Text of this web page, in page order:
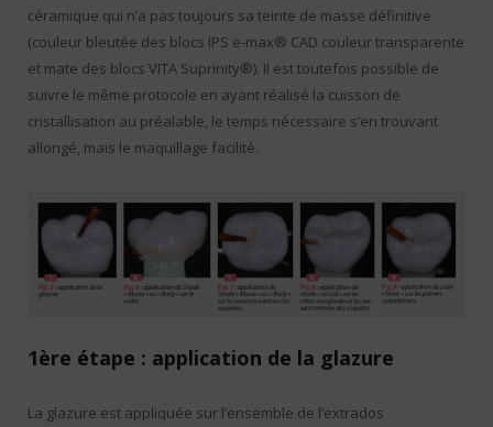
céramique qui n’a pas toujours sa teinte de masse définitive
(couleur bleutée des blocs IPS e-max® CAD couleur transparente
et mate des blocs VITA Suprinity®). Il est toutefois possible de
suivre le même protocole en ayant réalisé la cuisson de
cristallisation au préalable, le temps nécessaire s’en trouvant
allongé, mais le maquillage facilité.
1ère étape : application de la glazure
La glazure est appliquée sur l’ensemble de l’extrados